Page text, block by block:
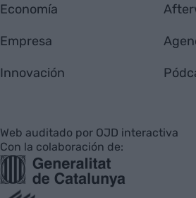
Economía
Empresa
Innovación
Web auditado por OJD interactiva
Con la colaboración de: